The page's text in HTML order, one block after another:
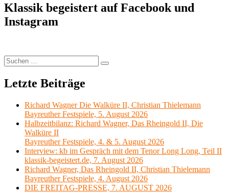
Klassik begeistert auf Facebook und
Instagram
Suchen
nach:
Suchen
Letzte Beiträge
Richard Wagner Die Walküre II, Christian Thielemann
Bayreuther Festspiele, 5. August 2026
Halbzeitbilanz: Richard Wagner, Das Rheingold II, Die
Walküre II
Bayreuther Festspiele, 4. & 5. August 2026
Interview: kb im Gespräch mit dem Tenor Long Long, Teil II
klassik-begeistert.de, 7. August 2026
Richard Wagner, Das Rheingold II, Christian Thielemann
Bayreuther Festspiele, 4. August 2026
DIE FREITAG-PRESSE, 7. AUGUST 2026